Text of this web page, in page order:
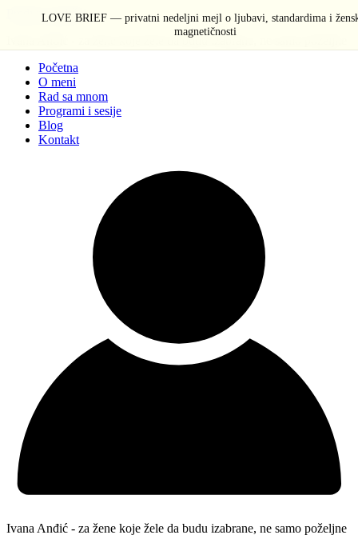
LOVE BRIEF — privatni nedeljni mejl o ljubavi, standardima i
magnetičnosti
Pređi na sadržaj
Ivana Anđić - za žene koje žele da budu izabrane, ne samo poželjne
Početna
O meni
Rad sa mnom
Programi i sesije
Blog
Kontakt
Ivana Anđić - za žene koje žele da budu izabrane, ne samo poželjne